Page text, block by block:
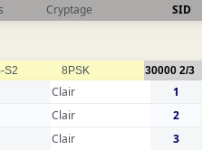
Cryptage SID
S2 8PSK 30000 2/3
Clair 1
Clair 2
Clair 3